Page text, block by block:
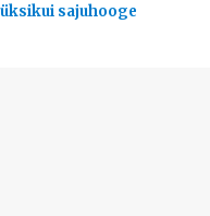
üksikui sajuhooge